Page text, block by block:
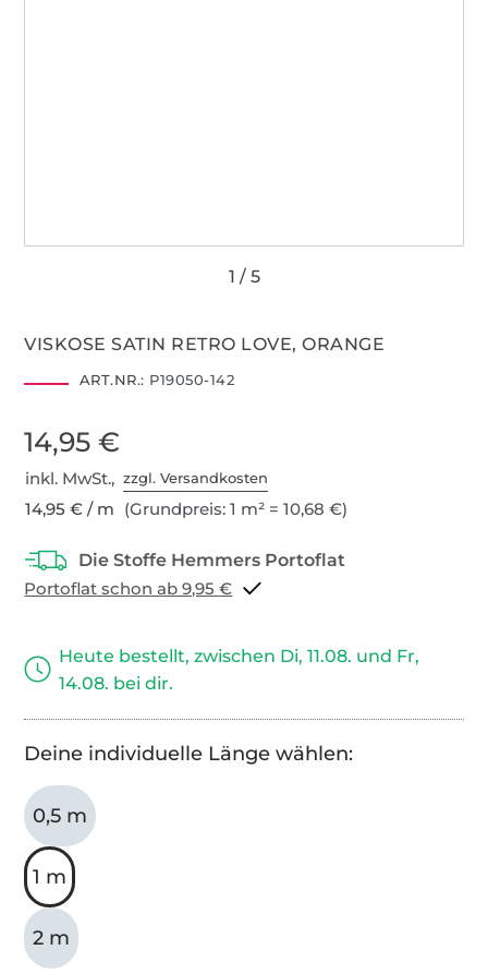
VISKOSE SATIN RETRO LOVE, ORANGE
ART.NR.: P19050-142
14,95 €
inkl. MwSt.,zzgl. Versandkosten
14,95 € / m (Grundpreis: 1 m² = 10,68 €)
Portoflat schon ab 9,95 €
Heute bestellt, zwischen Di, 11.08. und Fr,
14.08. bei dir.
Deine individuelle Länge wählen:
0,5 m
1 m
2 m